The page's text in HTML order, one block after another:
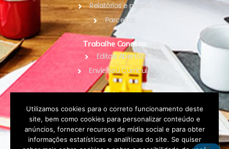
Relatórios e planos
Parceiros
Trabalhe Conosco
Editais Abertos
Envie seu Currículo
Outros
Blog
Contato
Política de Privacidade
Utilizamos cookies para o correto funcionamento deste
site, bem como cookies para personalizar conteúdo e
anúncios, fornecer recursos de mídia social e para obter
informações estatísticas e analíticas do site. Se quiser